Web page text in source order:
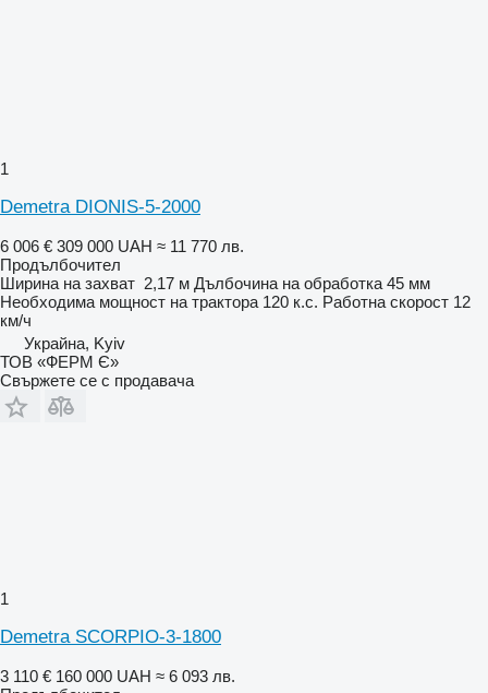
1
Demetra DIONIS-5-2000
6 006 € 309 000 UAH ≈ 11 770 лв.
Продълбочител
Ширина на захват 2,17 м Дълбочина на обработка 45 мм
Необходима мощност на трактора 120 к.с. Работна скорост 12
км/ч
Украйна, Kyiv
ТОВ «ФЕРМ Є»
Свържете се с продавача
1
Demetra SCORPIO-3-1800
3 110 € 160 000 UAH ≈ 6 093 лв.